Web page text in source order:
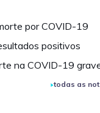
por COVID-19
positivos
na COVID-19
todas as